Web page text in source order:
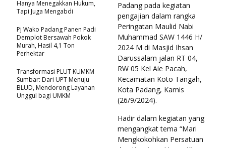
Padang pada kegiatan
pengajian dalam rangka
Peringatan Maulid Nabi
Muhammad SAW 1446 H/
2024 M di Masjid Ihsan
Darussalam jalan RT 04,
RW 05 Kel Aie Pacah,
Kecamatan Koto Tangah,
Kota Padang, Kamis
(26/9/2024).
Hadir dalam kegiatan yang
mengangkat tema “Mari
Mengkokohkan Persatuan
Hanya Menegakkan Hukum,
Tapi Juga Mengabdi
Pj Wako Padang Panen Padi
Demplot Bersawah Pokok
Murah, Hasil 4,1 Ton
Perhektar
Transformasi PLUT KUMKM
Sumbar: Dari UPT Menuju
BLUD, Mendorong Layanan
Unggul bagi UMKM